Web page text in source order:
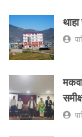
थाहा